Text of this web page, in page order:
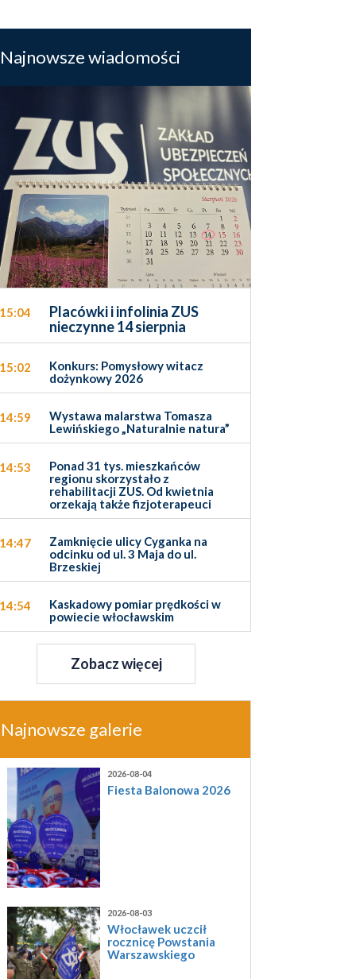
Najnowsze wiadomości
15:04
Placówki i infolinia ZUS
nieczynne 14 sierpnia
15:02
Konkurs: Pomysłowy witacz
dożynkowy 2026
14:59
Wystawa malarstwa Tomasza
Lewińskiego „Naturalnie natura”
14:53
Ponad 31 tys. mieszkańców
regionu skorzystało z
rehabilitacji ZUS. Od kwietnia
orzekają także fizjoterapeuci
14:47
Zamknięcie ulicy Cyganka na
odcinku od ul. 3 Maja do ul.
Brzeskiej
14:54
Kaskadowy pomiar prędkości w
powiecie włocławskim
Zobacz więcej
Najnowsze galerie
2026-08-04
Fiesta Balonowa 2026
2026-08-03
Włocławek uczcił
rocznicę Powstania
Warszawskiego